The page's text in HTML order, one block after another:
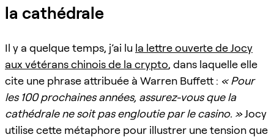
la cathédrale
Il y a quelque temps, j’ai lu la lettre ouverte de Jocy
aux vétérans chinois de la crypto, dans laquelle elle
cite une phrase attribuée à Warren Buffett : « Pour
les 100 prochaines années, assurez-vous que la
cathédrale ne soit pas engloutie par le casino. »Jocy
utilise cette métaphore pour illustrer une tension que